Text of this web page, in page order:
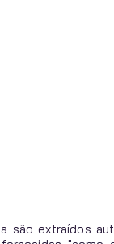
são extraídos